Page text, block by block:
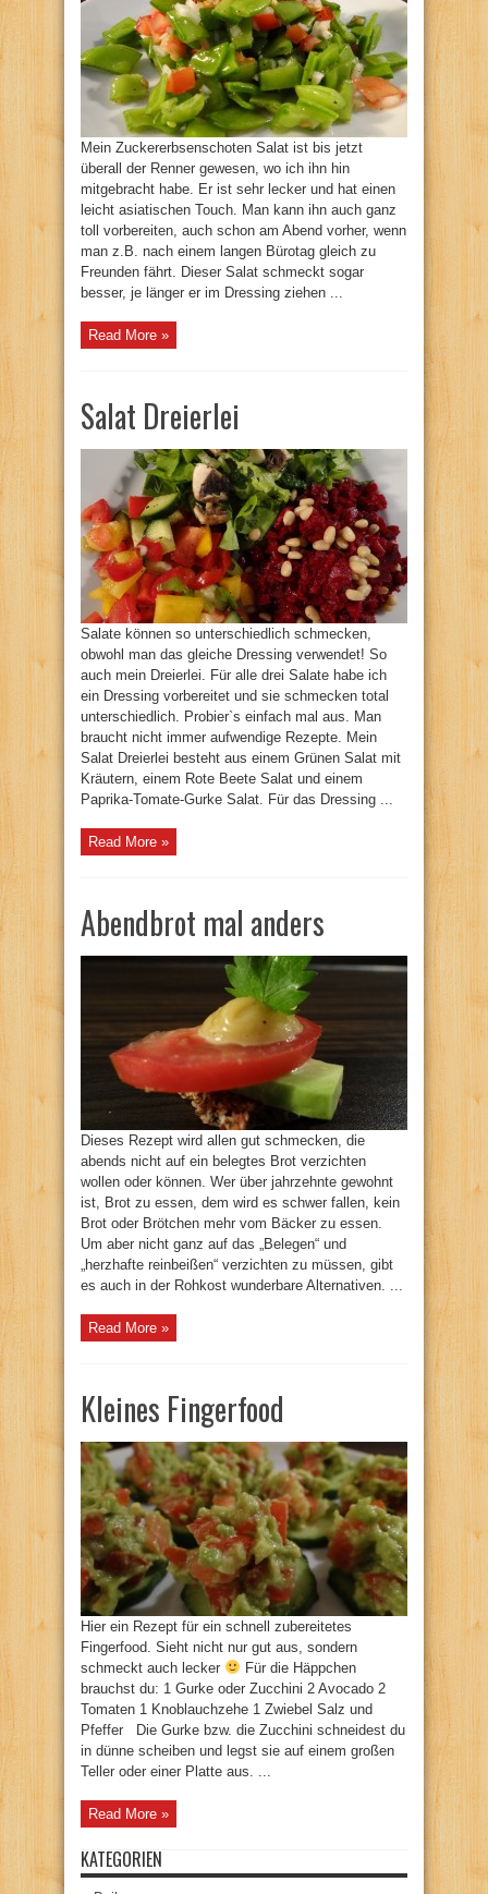
Mein Zuckererbsenschoten Salat ist bis jetzt
überall der Renner gewesen, wo ich ihn hin
mitgebracht habe. Er ist sehr lecker und hat einen
leicht asiatischen Touch. Man kann ihn auch ganz
toll vorbereiten, auch schon am Abend vorher, wenn
man z.B. nach einem langen Bürotag gleich zu
Freunden fährt. Dieser Salat schmeckt sogar
besser, je länger er im Dressing ziehen ...
Read More »
Salat Dreierlei
Salate können so unterschiedlich schmecken,
obwohl man das gleiche Dressing verwendet! So
auch mein Dreierlei. Für alle drei Salate habe ich
ein Dressing vorbereitet und sie schmecken total
unterschiedlich. Probier`s einfach mal aus. Man
braucht nicht immer aufwendige Rezepte. Mein
Salat Dreierlei besteht aus einem Grünen Salat mit
Kräutern, einem Rote Beete Salat und einem
Paprika-Tomate-Gurke Salat. Für das Dressing ...
Read More »
Abendbrot mal anders
Dieses Rezept wird allen gut schmecken, die
abends nicht auf ein belegtes Brot verzichten
wollen oder können. Wer über jahrzehnte gewohnt
ist, Brot zu essen, dem wird es schwer fallen, kein
Brot oder Brötchen mehr vom Bäcker zu essen.
Um aber nicht ganz auf das „Belegen“ und
„herzhafte reinbeißen“ verzichten zu müssen, gibt
es auch in der Rohkost wunderbare Alternativen. ...
Read More »
Kleines Fingerfood
Hier ein Rezept für ein schnell zubereitetes
Fingerfood. Sieht nicht nur gut aus, sondern
schmeckt auch lecker
Für die Häppchen
brauchst du: 1 Gurke oder Zucchini 2 Avocado 2
Tomaten 1 Knoblauchzehe 1 Zwiebel Salz und
Pfeffer Die Gurke bzw. die Zucchini schneidest du
in dünne scheiben und legst sie auf einem großen
Teller oder einer Platte aus. ...
Read More »
KATEGORIEN